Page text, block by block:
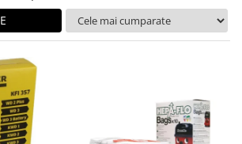
porti si usi